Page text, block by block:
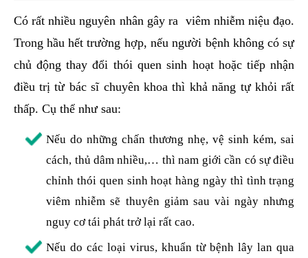
Có rất nhiều nguyên nhân gây ra viêm nhiễm niệu đạo.
Trong hầu hết trường hợp, nếu người bệnh không có sự
chủ động thay đổi thói quen sinh hoạt hoặc tiếp nhận
điều trị từ bác sĩ chuyên khoa thì khả năng tự khỏi rất
thấp. Cụ thể như sau:
Nếu do những chấn thương nhẹ, vệ sinh kém, sai
cách, thủ dâm nhiều,… thì nam giới cần có sự điều
chỉnh thói quen sinh hoạt hàng ngày thì tình trạng
viêm nhiễm sẽ thuyên giảm sau vài ngày nhưng
nguy cơ tái phát trở lại rất cao.
Nếu do các loại virus, khuẩn từ bệnh lây lan qua